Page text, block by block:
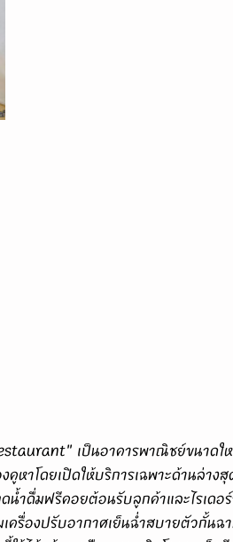
โดยเปิดให้บริการเฉพาะด้านล่างสุ
ำดื่มฟรีคอยต้อนรับลูกค้าและไรเดอ
เครื่องปรับอากาศเย็นฉ่ำสบายตัวกั้น